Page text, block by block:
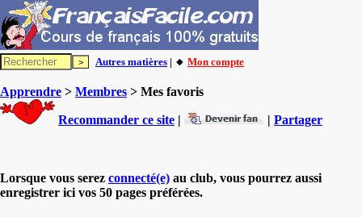
Autres matières | 🔸 Mon compte
Apprendre > Membres > Mes favoris
Recommander ce site | | Partager
Lorsque vous serez connecté(e) au club, vous pourrez aussi
enregistrer ici vos 50 pages préférées.